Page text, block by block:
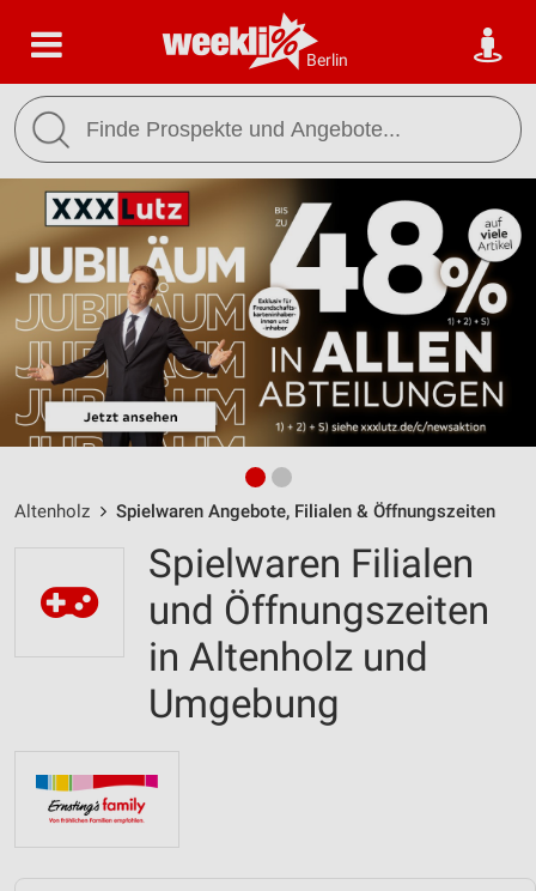
Berlin
Altenholz Spielwaren Angebote, Filialen & Öffnungszeiten
Spielwaren Filialen
und Öffnungszeiten
in Altenholz und
Umgebung